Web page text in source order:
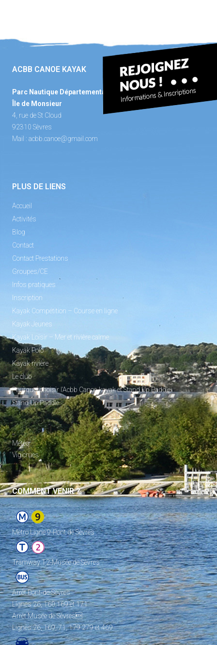
ACBB CANOE KAYAK
Parc Nautique Départemental
Île de Monsieur
4, rue de St Cloud
92310 Sèvres
Mail : acbb.canoe@gmail.com
PLUS DE LIENS
Accueil
Activités
Blog
Contact
Contact Prestations
Groupes/CE
Infos pratiques
Inscription
Kayak Compétition – Course en ligne
Kayak Jeunes
Kayak Loisir – Mer et rivière calme
Kayak Polo
Kayak rivière
Le club
Pourquoi choisir l’Acbb Canoe-kayak et Stand Up Paddle
Stand Up Paddle
_
Météo
Vigicrues
COMMENT VENIR ?
Metro Ligne 9-Pont de Sèvres
Tramway T2-Musée de Sèvres
Arrêt Pont-de-Sèvres
Lignes 26, 160,169 et 171
Arrêt Musée de Sèvres
Lignes 26, 169, 71, 179 279 et 469